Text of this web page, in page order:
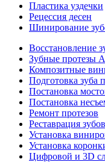
Пластика уздечки
Рецессия десен
Шинирование
Восстановление
Зубные протезы
Композитные
Подготовка зуба
Постановка
Постановка
Ремонт протезов
Реставрация
Установка
Установка
Цифровой и 3D